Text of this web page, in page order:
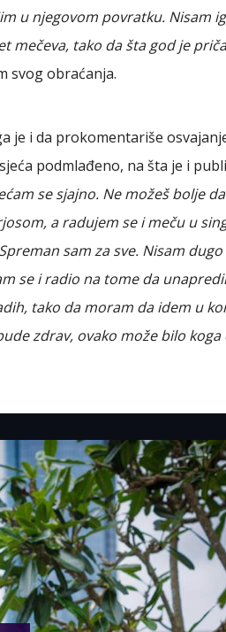
u njegovom povratku. Nisam
mečeva, tako da šta god je
svog obraćanja.
je i da prokomentariše
podmlađeno, na šta je i
se sjajno. Ne možeš bolje da
a radujem se i meču u
sam za sve. Nisam
se i radio na tome da
tako da moram da idem u
zdrav, ovako može bilo koga